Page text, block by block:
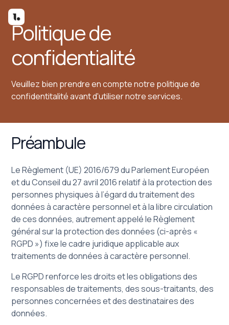
Politique de
confidentialité
Veuillez bien prendre en compte notre politique de
confidentitalité avant d'utiliser notre services.
Préambule
Le Règlement (UE) 2016/679 du Parlement Européen
et du Conseil du 27 avril 2016 relatif à la protection des
personnes physiques à l’égard du traitement des
données à caractère personnel et à la libre circulation
de ces données, autrement appelé le Règlement
général sur la protection des données (ci-après «
RGPD ») fixe le cadre juridique applicable aux
traitements de données à caractère personnel.
Le RGPD renforce les droits et les obligations des
responsables de traitements, des sous-traitants, des
personnes concernées et des destinataires des
données.